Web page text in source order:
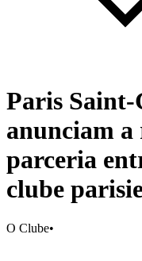
Paris Saint-
anunciam a
parceria
clube
O Clube•